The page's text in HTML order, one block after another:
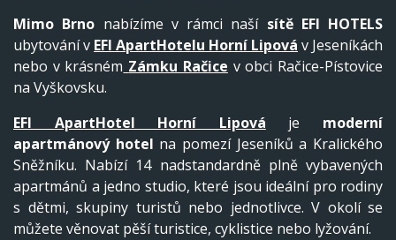
Mimo Brno nabízíme v rámci naší sítě EFI HOTELS
ubytování v EFI ApartHotelu Horní Lipová v Jeseníkách
nebo v krásném Zámku Račice v obci Račice-Pístovice
na Vyškovsku.
EFI ApartHotel Horní Lipová je moderní
apartmánový hotel na pomezí Jeseníků a Kralického
Sněžníku. Nabízí 14 nadstandardně plně vybavených
apartmánů a jedno studio, které jsou ideální pro rodiny
s dětmi, skupiny turistů nebo jednotlivce. V okolí se
můžete věnovat pěší turistice, cyklistice nebo lyžování.